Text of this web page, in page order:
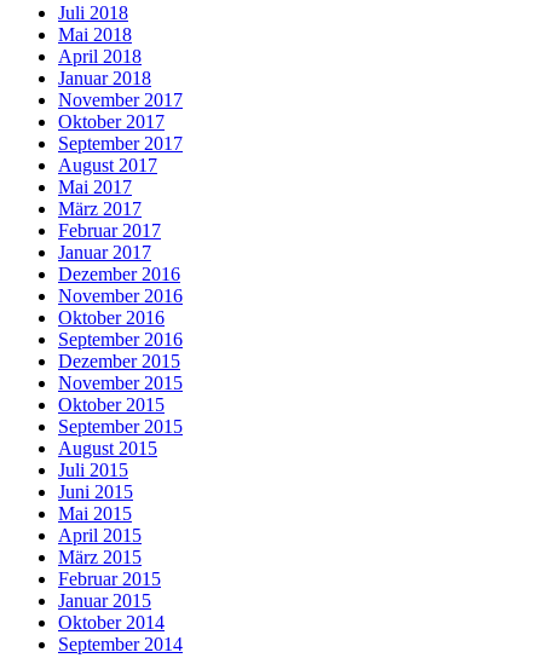
Juli 2018
Mai 2018
April 2018
Januar 2018
November 2017
Oktober 2017
September 2017
August 2017
Mai 2017
März 2017
Februar 2017
Januar 2017
Dezember 2016
November 2016
Oktober 2016
September 2016
Dezember 2015
November 2015
Oktober 2015
September 2015
August 2015
Juli 2015
Juni 2015
Mai 2015
April 2015
März 2015
Februar 2015
Januar 2015
Oktober 2014
September 2014